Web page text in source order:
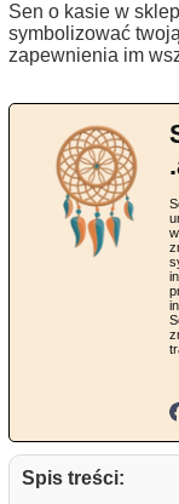
Sen o kasie w
symbolizować
zapewnienia im
Spis treści: